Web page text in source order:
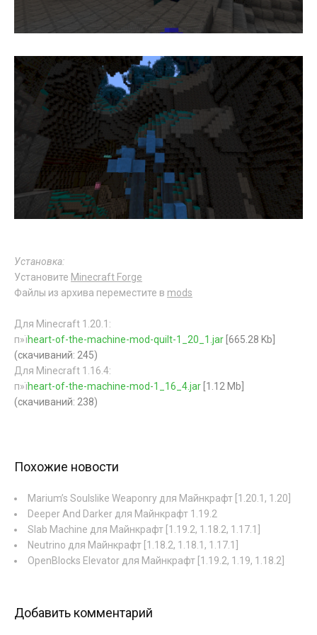
Установка:
Установите Minecraft Forge
Файлы из архива переместите в mods
Для Minecraft 1.20.1:
п»їheart-of-the-machine-mod-quilt-1_20_1.jar [665.28 Kb]
(cкачиваний: 245)
Для Minecraft 1.16.4:
п»їheart-of-the-machine-mod-1_16_4.jar [1.12 Mb]
(cкачиваний: 238)
Похожие новости
Marium’s Soulslike Weaponry для Майнкрафт [1.20.1, 1.20]
Deeper And Darker для Майнкрафт 1.19.2
Slab Machine для Майнкрафт [1.19.2, 1.18.2, 1.17.1]
Neutrino для Майнкрафт [1.18.2, 1.18.1, 1.17.1]
OpenBlocks Elevator для Майнкрафт [1.19.2, 1.19, 1.18.2]
Добавить комментарий